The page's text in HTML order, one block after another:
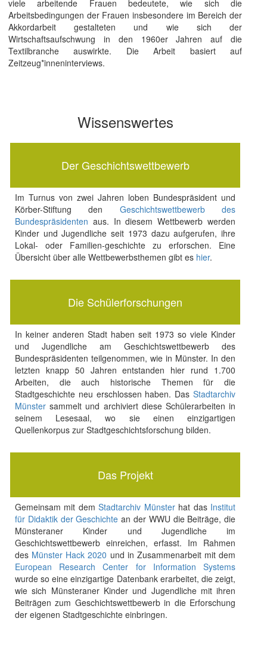
viele arbeitende Frauen bedeutete, wie sich die
Arbeitsbedingungen der Frauen insbesondere im Bereich der
Akkordarbeit gestalteten und wie sich der
Wirtschaftsaufschwung in den 1960er Jahren auf die
Textilbranche auswirkte. Die Arbeit basiert auf
Zeitzeug*inneninterviews.
Wissenswertes
Der Geschichtswettbewerb
Im Turnus von zwei Jahren loben Bundespräsident und
Körber-Stiftung den Geschichtswettbewerb des
Bundespräsidenten aus. In diesem Wettbewerb werden
Kinder und Jugendliche seit 1973 dazu aufgerufen, ihre
Lokal- oder Familien-geschichte zu erforschen. Eine
Übersicht über alle Wettbewerbsthemen gibt es hier.
Die Schülerforschungen
In keiner anderen Stadt haben seit 1973 so viele Kinder
und Jugendliche am Geschichtswettbewerb des
Bundespräsidenten teilgenommen, wie in Münster. In den
letzten knapp 50 Jahren entstanden hier rund 1.700
Arbeiten, die auch historische Themen für die
Stadtgeschichte neu erschlossen haben. DasStadtarchiv
Münstersammelt und archiviert diese Schülerarbeiten in
seinem Lesesaal, wo sie einen einzigartigen
Quellenkorpus zur Stadtgeschichtsforschung bilden.
Das Projekt
Gemeinsam mit demStadtarchiv Münsterhat das Institut
für Didaktik der Geschichte an der WWU die Beiträge, die
Münsteraner Kinder und Jugendliche im
Geschichtswettbewerb einreichen, erfasst. Im Rahmen
des Münster Hack 2020 und in Zusammenarbeit mit dem
European Research Center for Information Systems
wurde so eine einzigartige Datenbank erarbeitet, die zeigt,
wie sich Münsteraner Kinder und Jugendliche mit ihren
Beiträgen zum Geschichtswettbewerb in die Erforschung
der eigenen Stadtgeschichte einbringen.